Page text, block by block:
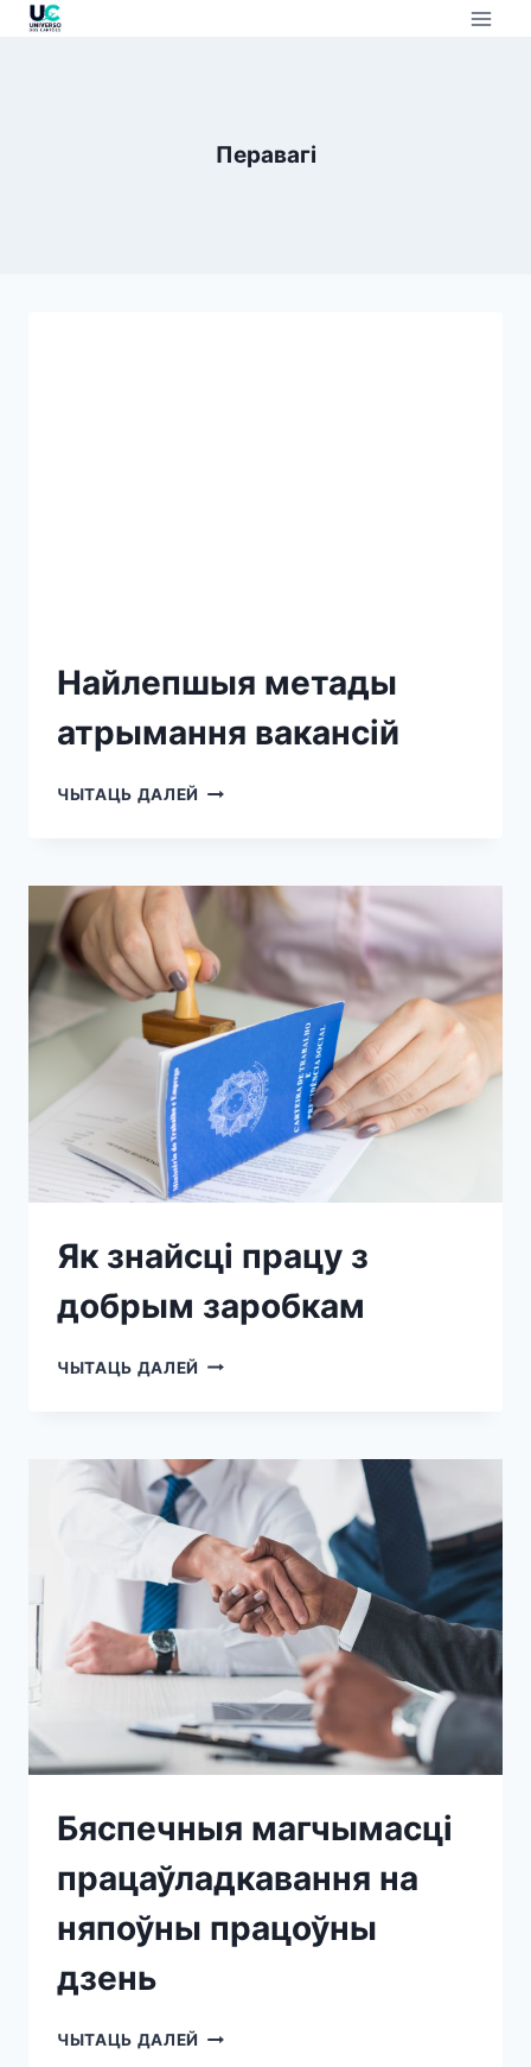
Перавагі
Найлепшыя метады
атрымання вакансій
ЧЫТАЦЬ ДАЛЕЙ
Як знайсці працу з
добрым заробкам
ЧЫТАЦЬ ДАЛЕЙ
Бяспечныя магчымасці
працаўладкавання на
няпоўны працоўны
дзень
ЧЫТАЦЬ ДАЛЕЙ